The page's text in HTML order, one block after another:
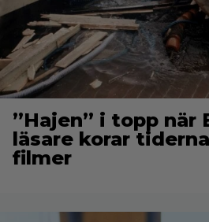
”Hajen” i topp när
läsare korar
filmer